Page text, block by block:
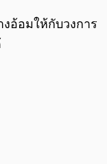
งอ้อมให้กับวงการ